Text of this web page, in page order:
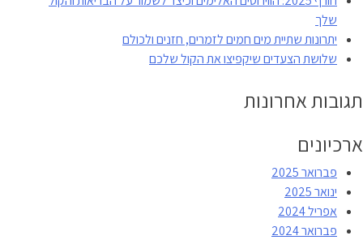
שלך
יתרונות שתיית מים חמים לזמרים, חזנים ולכולם
שלושת הצעדים שיקפיצו את הקול שלכם
תגובות אחרונות
ארכיונים
פברואר 2025
ינואר 2025
אפריל 2024
פברואר 2024